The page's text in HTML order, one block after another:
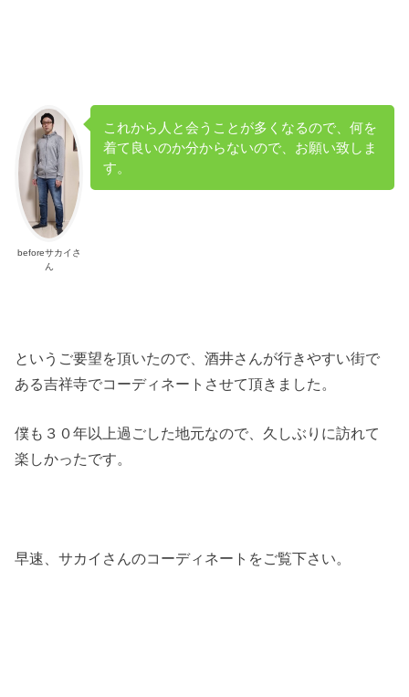
beforeサカイさ
ん
これから人と会うことが多くなるので、何を
着て良いのか分からないので、お願い致しま
す。
というご要望を頂いたので、酒井さんが行きやすい街で
ある吉祥寺でコーディネートさせて頂きました。
僕も３０年以上過ごした地元なので、久しぶりに訪れて
楽しかったです。
早速、サカイさんのコーディネートをご覧下さい。